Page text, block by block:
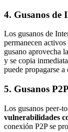
4. Gusanos de
Los gusanos de
permanecen
gusano aprovecha
y se copia
puede propagarse
5. Gusanos P2P
Los gusanos peer-
vulnerabilidades
conexión P2P se